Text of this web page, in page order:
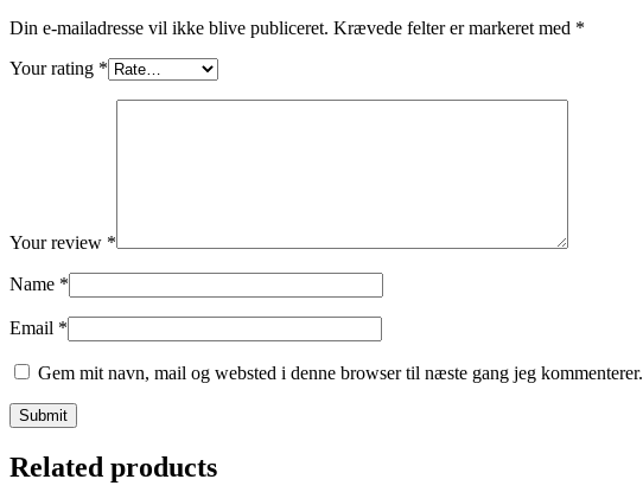
Din e-mailadresse vil ikke blive publiceret. Krævede felter er markeret med *
Your rating *
Your review *
Name *
Email *
Gem mit navn, mail og websted i denne browser til næste gang jeg kommenterer.
Related products